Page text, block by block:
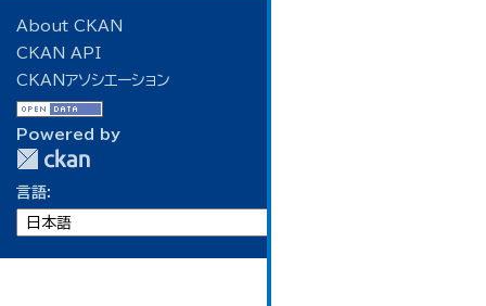
About CKAN
CKAN API
CKANアソシエーション
Powered by
言語